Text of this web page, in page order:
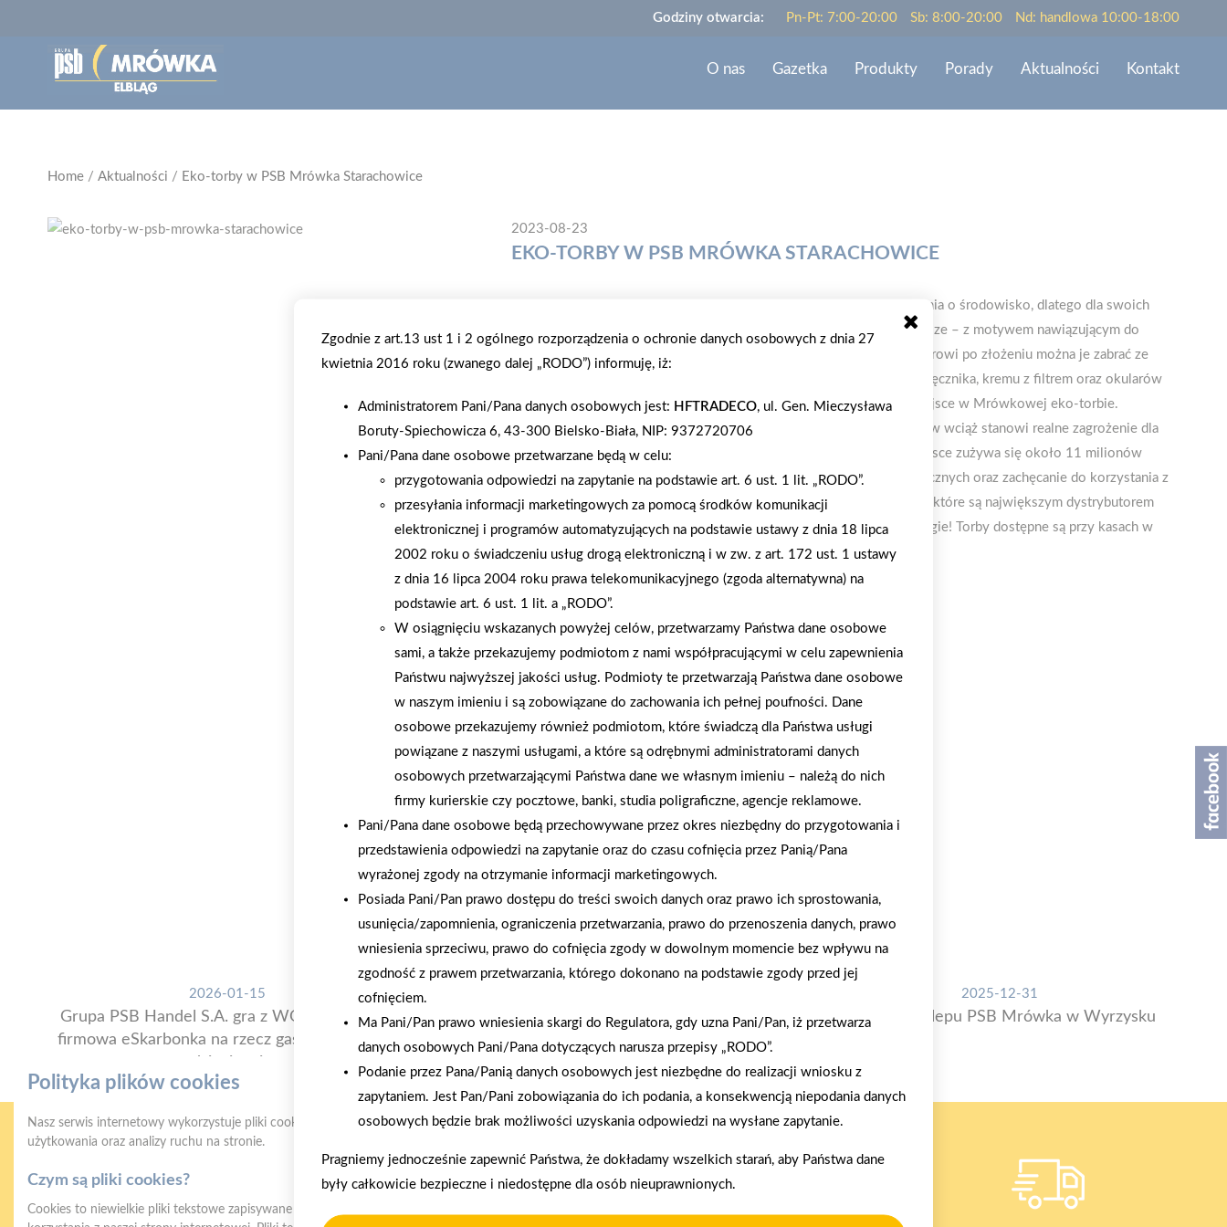
Godziny otwarcia: Pn-Pt: 7:00-20:00 Sb: 8:00-20:00 Nd: handlowa 10:00-18:00
O nas Gazetka Produkty Porady Aktualności Kontakt
Home / Aktualności / Eko-torby w PSB Mrówka Starachowice
2023-08-23
EKO-TORBY W PSB MRÓWKA STARACHOWICE
PSB Mrówka Starachowice wspiera promowanie dobrych praktyk dbania o środowisko, dlatego dla swoich
klientów udostępnia eko-torby. Bawełniane, pojemne, i co najważniejsze – z motywem nawiązującym do
wakacji! Doskonale sprawdzą się na zakupach, a dzięki małemu rozmiarowi po złożeniu można je zabrać ze
sobą w każde miejsce. Wakacyjne plażowanie nie może obyć się bez ręcznika, kremu z filtrem oraz okularów
przeciwsłonecznych, a te i inne niezbędne rzeczy znajdą dla siebie miejsce w Mrówkowej eko-torbie.
Nadmierne wykorzystywanie jednorazowych torebek podczas zakupów wciąż stanowi realne zagrożenie dla
środowiska. Według danych Ministerstwa Klimatu i Środowiska w Polsce zużywa się około 11 milionów
foliowych reklamówek rocznie. Za kształtowanie postaw pro-ekologicznych oraz zachęcanie do korzystania z
toreb wielokrotnego użytku odpowiedzialne są między innymi sklepy, które są największym dystrybutorem
foliowych toreb, które trafiają w ręce Klientów. Bycie eko nie jest drogie! Torby dostępne są przy kasach w
atrakcyjnej cenie – 6,60 zł.
AKTUALNOŚCI
2026-01-15
Grupa PSB Handel S.A. gra z WOŚP. Powstała
firmowa eSkarbonka na rzecz gastroenterologii
Zacisze S.A. dołącza do Grupy PSB. Sieć kończy
rok strategicznym otwarciem po rebrandingu
2025-12-31
Otwarcie sklepu PSB Mrówka w Wyrzysku
Zgodnie z art.13 ust 1 i 2 ogólnego rozporządzenia o ochronie danych osobowych z dnia 27
kwietnia 2016 roku (zwanego dalej „RODO”) informuję, iż:
Administratorem Pani/Pana danych osobowych jest: HFTRADECO, ul. Gen. Mieczysława
Boruty-Spiechowicza 6, 43-300 Bielsko-Biała, NIP: 9372720706
Pani/Pana dane osobowe przetwarzane będą w celu:
przygotowania odpowiedzi na zapytanie na podstawie art. 6 ust. 1 lit. „RODO”.
przesyłania informacji marketingowych za pomocą środków komunikacji
elektronicznej i programów automatyzujących na podstawie ustawy z dnia 18 lipca
2002 roku o świadczeniu usług drogą elektroniczną i w zw. z art. 172 ust. 1 ustawy
z dnia 16 lipca 2004 roku prawa telekomunikacyjnego (zgoda alternatywna) na
podstawie art. 6 ust. 1 lit. a „RODO”.
W osiągnięciu wskazanych powyżej celów, przetwarzamy Państwa dane osobowe
sami, a także przekazujemy podmiotom z nami współpracującymi w celu zapewnienia
Państwu najwyższej jakości usług. Podmioty te przetwarzają Państwa dane osobowe
w naszym imieniu i są zobowiązane do zachowania ich pełnej poufności. Dane
osobowe przekazujemy również podmiotom, które świadczą dla Państwa usługi
powiązane z naszymi usługami, a które są odrębnymi administratorami danych
osobowych przetwarzającymi Państwa dane we własnym imieniu – należą do nich
firmy kurierskie czy pocztowe, banki, studia poligraficzne, agencje reklamowe.
Pani/Pana dane osobowe będą przechowywane przez okres niezbędny do przygotowania i
przedstawienia odpowiedzi na zapytanie oraz do czasu cofnięcia przez Panią/Pana
wyrażonej zgody na otrzymanie informacji marketingowych.
Posiada Pani/Pan prawo dostępu do treści swoich danych oraz prawo ich sprostowania,
usunięcia/zapomnienia, ograniczenia przetwarzania, prawo do przenoszenia danych, prawo
wniesienia sprzeciwu, prawo do cofnięcia zgody w dowolnym momencie bez wpływu na
zgodność z prawem przetwarzania, którego dokonano na podstawie zgody przed jej
cofnięciem.
Ma Pani/Pan prawo wniesienia skargi do Regulatora, gdy uzna Pani/Pan, iż przetwarza
danych osobowych Pani/Pana dotyczących narusza przepisy „RODO”.
Podanie przez Pana/Panią danych osobowych jest niezbędne do realizacji wniosku z
zapytaniem. Jest Pan/Pani zobowiązania do ich podania, a konsekwencją niepodania danych
osobowych będzie brak możliwości uzyskania odpowiedzi na wysłane zapytanie.
Pragniemy jednocześnie zapewnić Państwa, że dokładamy wszelkich starań, aby Państwa dane
były całkowicie bezpieczne i niedostępne dla osób nieuprawnionych.
Polityka plików cookies
Nasz serwis internetowy wykorzystuje pliki cookies w celu zapewnienia prawidłowego działania strony, poprawy komfortu
użytkowania oraz analizy ruchu na stronie.
Czym są pliki cookies?
Cookies to niewielkie pliki tekstowe zapisywane na urządzeniu użytkownika (komputerze, tablecie, smartfonie) podczas